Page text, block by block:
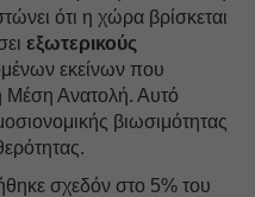
ότι η χώρα βρίσκεται
εξωτερικούς
εκείνων που
Ανατολή. Αυτό
βιωσιμότητας
σχεδόν στο 5% του